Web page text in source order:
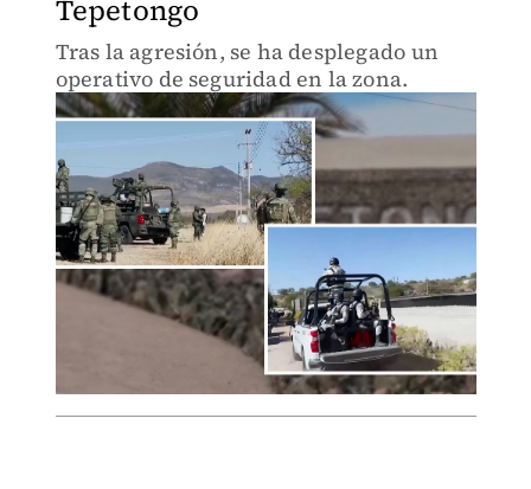
Tepetongo
Tras la agresión, se ha desplegado un
operativo de seguridad en la zona.